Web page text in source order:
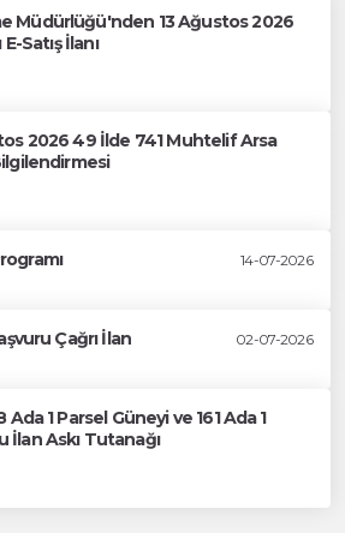
Müdürlüğü'nden 13 Ağustos 2026
Satış İlanı
2026 49 İlde 741 Muhtelif Arsa
14-07-2026
Çağrı İlan 02-07-2026
1 Parsel Güneyi ve 161 Ada 1
İlan Askı Tutanağı